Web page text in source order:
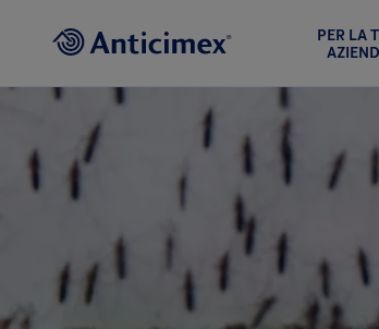
PER LA